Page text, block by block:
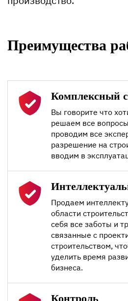
Преимущества
Комплексный
Вы говорите что
решаем все
проводим все
разрешение на
вводим в
Продаем
области
себя все заботы и
связанные с
строительством,
уделить время
бизнеса.
Контроль